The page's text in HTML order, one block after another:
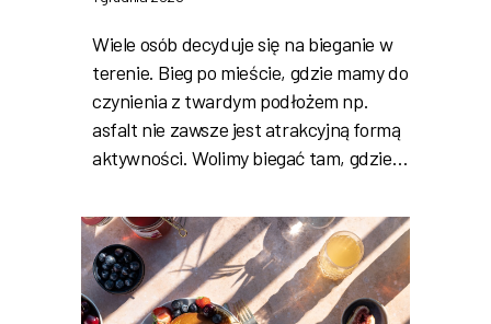
Wiele osób decyduje się na bieganie w
terenie. Bieg po mieście, gdzie mamy do
czynienia z twardym podłożem np.
asfalt nie zawsze jest atrakcyjną formą
aktywności. Wolimy biegać tam, gdzie…